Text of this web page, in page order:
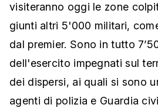
visiteranno oggi le zone
giunti altri 5'000 militari,
dal premier. Sono in tutto
dell'esercito impegnati sul
dei dispersi, ai quali si sono
agenti di polizia e Guardia